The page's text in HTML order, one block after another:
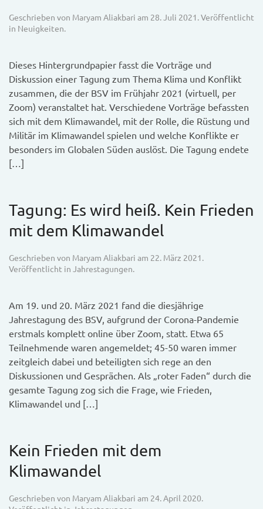
Geschrieben von Maryam Aliakbari am 28. Juli 2021 . Veröffentlicht
in Neuigkeiten.
Dieses Hintergrundpapier fasst die Vorträge und
Diskussion einer Tagung zum Thema Klima und Konflikt
zusammen, die der BSV im Frühjahr 2021 (virtuell, per
Zoom) veranstaltet hat. Verschiedene Vorträge befassten
sich mit dem Klimawandel, mit der Rolle, die Rüstung und
Militär im Klimawandel spielen und welche Konflikte er
besonders im Globalen Süden auslöst. Die Tagung endete
[…]
Tagung: Es wird heiß. Kein Frieden
mit dem Klimawandel
Geschrieben von Maryam Aliakbari am 22. März 2021 .
Veröffentlicht in Jahrestagungen.
Am 19. und 20. März 2021 fand die diesjährige
Jahrestagung des BSV, aufgrund der Corona-Pandemie
erstmals komplett online über Zoom, statt. Etwa 65
Teilnehmende waren angemeldet; 45-50 waren immer
zeitgleich dabei und beteiligten sich rege an den
Diskussionen und Gesprächen. Als „roter Faden“ durch die
gesamte Tagung zog sich die Frage, wie Frieden,
Klimawandel und […]
Kein Frieden mit dem
Klimawandel
Geschrieben von Maryam Aliakbari am 24. April 2020.